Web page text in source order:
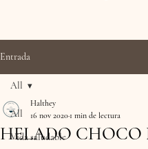
Entrada
All
Vida saludable
All
HELADO CHOCO
Halthey
16 nov 2020 1 min de lectura